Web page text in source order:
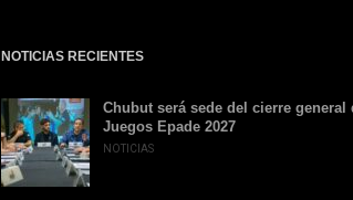
NOTICIAS RECIENTES
Chubut será sede del cierre general
Juegos Epade 2027
NOTICIAS